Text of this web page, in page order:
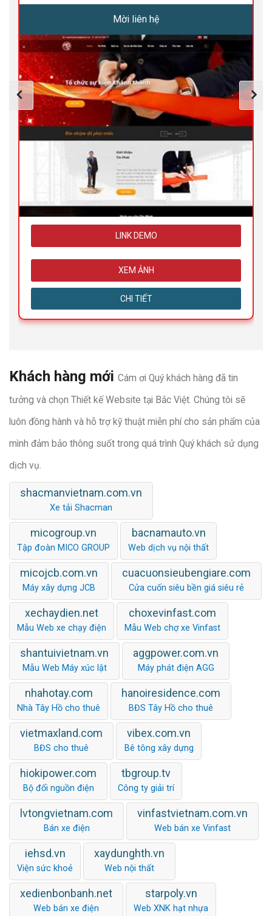
Mời liên hệ
LINK DEMO
XEM ẢNH
CHI TIẾT
Khách hàng mới Cám ơi Quý khách hàng đã tin
tưởng và chọn Thiết kế Website tại Bắc Việt. Chúng tôi sẽ
luôn đồng hành và hỗ trợ kỹ thuật miễn phí cho sản phẩm của
mình đảm bảo thông suốt trong quá trình Quý khách sử dụng
dịch vụ.
shacmanvietnam.com.vn
Xe tải Shacman
micogroup.vn
Tập đoàn MICO GROUP
bacnamauto.vn
Web dịch vụ nội thất
micojcb.com.vn
Máy xây dựng JCB
cuacuonsieubengiare.com
Cửa cuốn siêu bền giá siêu rẻ
xechaydien.net
Mẫu Web xe chạy điện
choxevinfast.com
Mẫu Web chợ xe Vinfast
shantuivietnam.vn
Mẫu Web Máy xúc lật
aggpower.com.vn
Máy phát điện AGG
nhahotay.com
Nhà Tây Hồ cho thuê
hanoiresidence.com
BĐS Tây Hồ cho thuê
vietmaxland.com
BĐS cho thuê
vibex.com.vn
Bê tông xây dựng
hiokipower.com
Bộ đổi nguồn điện
tbgroup.tv
Công ty giải trí
lvtongvietnam.com
Bán xe điện
vinfastvietnam.com.vn
Web bán xe Vinfast
iehsd.vn
Viện sức khoẻ
xaydunghth.vn
Web nội thất
xedienbonbanh.net
Web bán xe điện
starpoly.vn
Web XNK hạt nhựa